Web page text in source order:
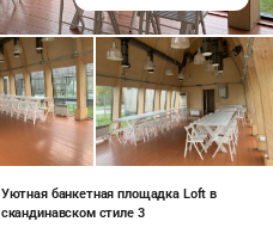
Уютная банкетная площадка Loft в
скандинавском стиле 3